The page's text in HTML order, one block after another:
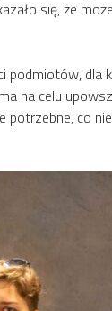
się, że
podmiotów, dla
na celu
co